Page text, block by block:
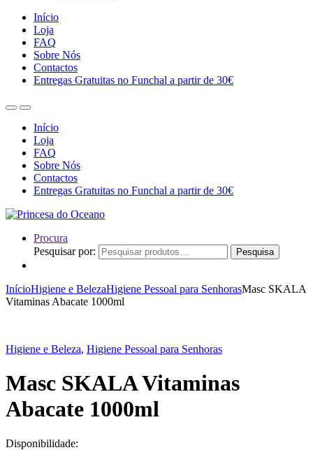
Início
Loja
FAQ
Sobre Nós
Contactos
Entregas Gratuitas no Funchal a partir de 30€
Início
Loja
FAQ
Sobre Nós
Contactos
Entregas Gratuitas no Funchal a partir de 30€
Procura
Pesquisar por:
Pesquisa
InícioHigiene e BelezaHigiene Pessoal para SenhorasMasc SKALA
Vitaminas Abacate 1000ml
Higiene e Beleza, Higiene Pessoal para Senhoras
Masc SKALA Vitaminas
Abacate 1000ml
Disponibilidade: